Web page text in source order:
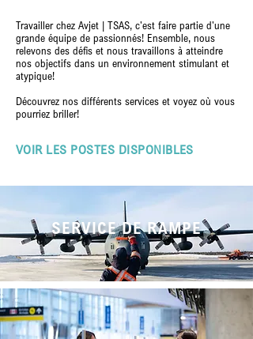
Travailler chez Avjet | TSAS, c'est faire partie d'une
grande équipe de passionnés! Ensemble, nous
relevons des défis et nous travaillons à atteindre
nos objectifs dans un environnement stimulant et
atypique!
Découvrez nos différents services et voyez où vous
pourriez briller!
VOIR LES POSTES DISPONIBLES
SERVICE DE RAMPE